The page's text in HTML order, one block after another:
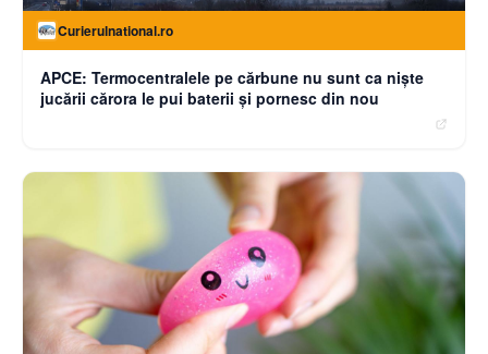
Curierulnational.ro
APCE: Termocentralele pe cărbune nu sunt ca niște
jucării cărora le pui baterii și pornesc din nou